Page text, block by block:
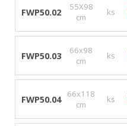
FWP50.02
55X98
cm
ks
FWP50.03
66x98
cm
ks
FWP50.04
66x118
cm
ks